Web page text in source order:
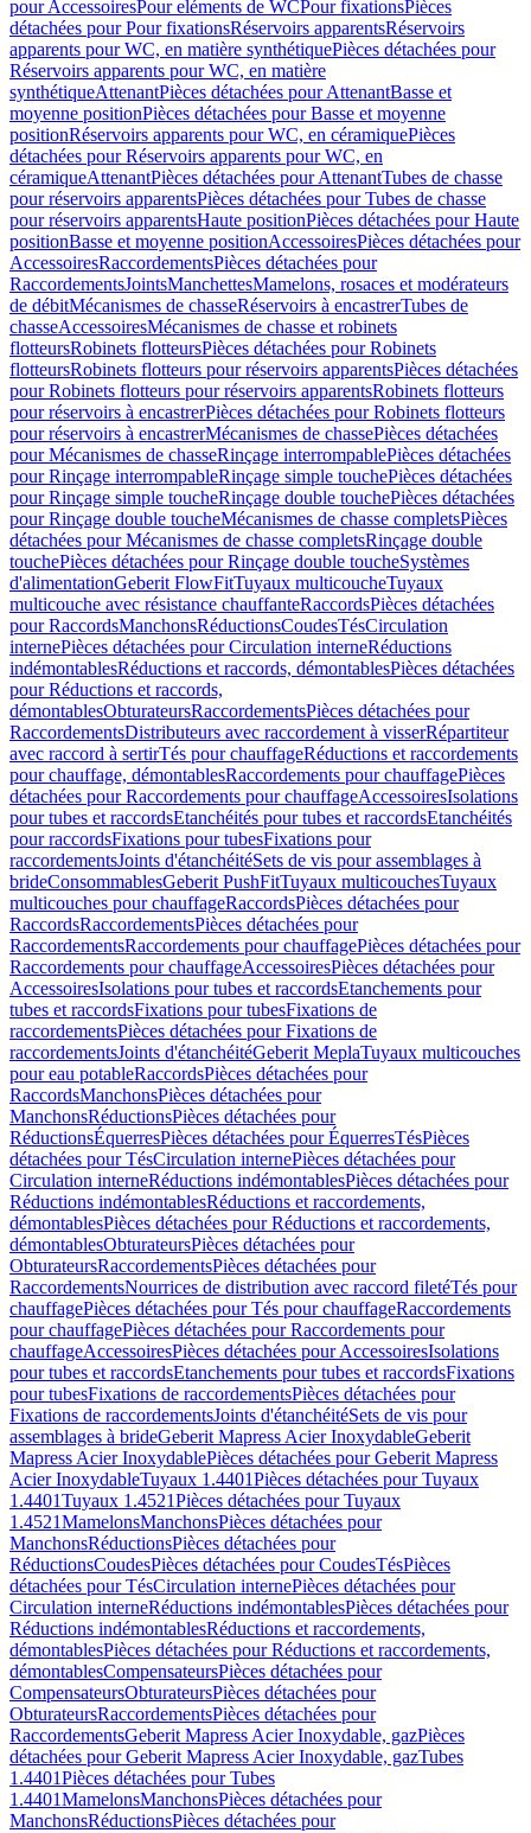
pour AccessoiresPour eléments de WCPour fixationsPièces
détachées pour Pour fixationsRéservoirs apparentsRéservoirs
apparents pour WC, en matière synthétiquePièces détachées pour
Réservoirs apparents pour WC, en matière
synthétiqueAttenantPièces détachées pour AttenantBasse et
moyenne positionPièces détachées pour Basse et moyenne
positionRéservoirs apparents pour WC, en céramiquePièces
détachées pour Réservoirs apparents pour WC, en
céramiqueAttenantPièces détachées pour AttenantTubes de chasse
pour réservoirs apparentsPièces détachées pour Tubes de chasse
pour réservoirs apparentsHaute positionPièces détachées pour Haute
positionBasse et moyenne positionAccessoiresPièces détachées pour
AccessoiresRaccordementsPièces détachées pour
RaccordementsJointsManchettesMamelons, rosaces et modérateurs
de débitMécanismes de chasseRéservoirs à encastrerTubes de
chasseAccessoiresMécanismes de chasse et robinets
flotteursRobinets flotteursPièces détachées pour Robinets
flotteursRobinets flotteurs pour réservoirs apparentsPièces détachées
pour Robinets flotteurs pour réservoirs apparentsRobinets flotteurs
pour réservoirs à encastrerPièces détachées pour Robinets flotteurs
pour réservoirs à encastrerMécanismes de chassePièces détachées
pour Mécanismes de chasseRinçage interrompablePièces détachées
pour Rinçage interrompableRinçage simple touchePièces détachées
pour Rinçage simple toucheRinçage double touchePièces détachées
pour Rinçage double toucheMécanismes de chasse completsPièces
détachées pour Mécanismes de chasse completsRinçage double
touchePièces détachées pour Rinçage double toucheSystèmes
d'alimentationGeberit FlowFitTuyaux multicoucheTuyaux
multicouche avec résistance chauffanteRaccordsPièces détachées
pour RaccordsManchonsRéductionsCoudesTésCirculation
internePièces détachées pour Circulation interneRéductions
indémontablesRéductions et raccords, démontablesPièces détachées
pour Réductions et raccords,
démontablesObturateursRaccordementsPièces détachées pour
RaccordementsDistributeurs avec raccordement à visserRépartiteur
avec raccord à sertirTés pour chauffageRéductions et raccordements
pour chauffage, démontablesRaccordements pour chauffagePièces
détachées pour Raccordements pour chauffageAccessoiresIsolations
pour tubes et raccordsEtanchéités pour tubes et raccordsEtanchéités
pour raccordsFixations pour tubesFixations pour
raccordementsJoints d'étanchéitéSets de vis pour assemblages à
brideConsommablesGeberit PushFitTuyaux multicouchesTuyaux
multicouches pour chauffageRaccordsPièces détachées pour
RaccordsRaccordementsPièces détachées pour
RaccordementsRaccordements pour chauffagePièces détachées pour
Raccordements pour chauffageAccessoiresPièces détachées pour
AccessoiresIsolations pour tubes et raccordsEtanchements pour
tubes et raccordsFixations pour tubesFixations de
raccordementsPièces détachées pour Fixations de
raccordementsJoints d'étanchéitéGeberit MeplaTuyaux multicouches
pour eau potableRaccordsPièces détachées pour
RaccordsManchonsPièces détachées pour
ManchonsRéductionsPièces détachées pour
RéductionsÉquerresPièces détachées pour ÉquerresTésPièces
détachées pour TésCirculation internePièces détachées pour
Circulation interneRéductions indémontablesPièces détachées pour
Réductions indémontablesRéductions et raccordements,
démontablesPièces détachées pour Réductions et raccordements,
démontablesObturateursPièces détachées pour
ObturateursRaccordementsPièces détachées pour
RaccordementsNourrices de distribution avec raccord filetéTés pour
chauffagePièces détachées pour Tés pour chauffageRaccordements
pour chauffagePièces détachées pour Raccordements pour
chauffageAccessoiresPièces détachées pour AccessoiresIsolations
pour tubes et raccordsEtanchements pour tubes et raccordsFixations
pour tubesFixations de raccordementsPièces détachées pour
Fixations de raccordementsJoints d'étanchéitéSets de vis pour
assemblages à brideGeberit Mapress Acier InoxydableGeberit
Mapress Acier InoxydablePièces détachées pour Geberit Mapress
Acier InoxydableTuyaux 1.4401Pièces détachées pour Tuyaux
1.4401Tuyaux 1.4521Pièces détachées pour Tuyaux
1.4521MamelonsManchonsPièces détachées pour
ManchonsRéductionsPièces détachées pour
RéductionsCoudesPièces détachées pour CoudesTésPièces
détachées pour TésCirculation internePièces détachées pour
Circulation interneRéductions indémontablesPièces détachées pour
Réductions indémontablesRéductions et raccordements,
démontablesPièces détachées pour Réductions et raccordements,
démontablesCompensateursPièces détachées pour
CompensateursObturateursPièces détachées pour
ObturateursRaccordementsPièces détachées pour
RaccordementsGeberit Mapress Acier Inoxydable, gazPièces
détachées pour Geberit Mapress Acier Inoxydable, gazTubes
1.4401Pièces détachées pour Tubes
1.4401MamelonsManchonsPièces détachées pour
ManchonsRéductionsPièces détachées pour